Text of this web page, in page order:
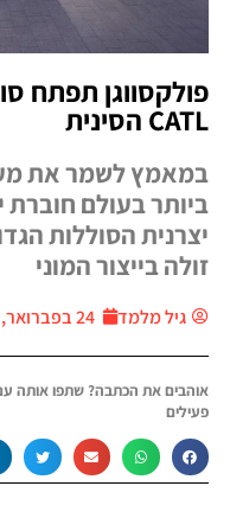
פולקסווגן תפתח
CATL הסינית
במאמץ לשמר את
ביותר בעולם
יצרנית הסוללות
זולה בייצור המוני
גיל מלמד 24 בפברואר, 2025
אוהבים את הכתבה? שתפו אותה
פעילים